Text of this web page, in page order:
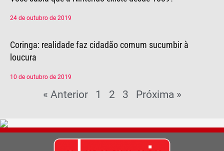
24 de outubro de 2019
Coringa: realidade faz cidadão comum sucumbir à
loucura
10 de outubro de 2019
« Anterior 1 2 3 Próxima »